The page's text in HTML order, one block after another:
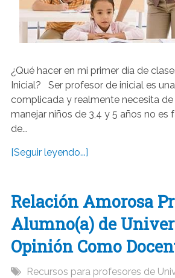
¿Qué hacer en mi primer día de
Inicial? Ser profesor de inicial es
complicada y realmente necesita de
manejar niños de 3,4 y 5 años no es
de...
[Seguir leyendo...]
Relación Amorosa
Alumno(a) de
Opinión Como
Recursos para profesores de